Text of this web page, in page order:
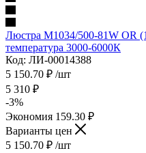
Люстра M1034/500-81W OR
температура 3000-6000К
Код: ЛИ-00014388
5 150.70 ₽ /шт
5 310 ₽
-3%
Экономия 159.30 ₽
Варианты цен
5 150.70 ₽ /шт